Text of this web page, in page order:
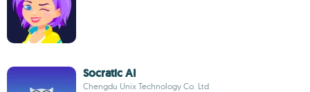
Socratic AI
Chengdu Unix Technology Co. Ltd